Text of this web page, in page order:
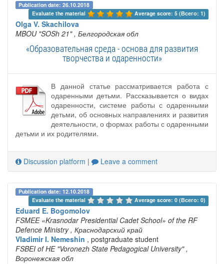
Publication date: 26.10.2018
Evaluate the material
Average score: 5 (Всего: 1)
Olga V. Skachilova
MBOU "SOSh 21" , Белгородская обл
«Образовательная среда - основа для развития
творчества и одаренности»
В данной статье рассматривается работа с
одаренными детьми. Рассказывается о видах
одаренности, системе работы с одаренными
детьми, об основных направлениях и развития
деятельности, о формах работы с одаренными
детьми и их родителями.
Discussion platform | Leave a comment
Publication date: 12.10.2018
Evaluate the material
Average score: 0 (Всего: 0)
Eduard E. Bogomolov
FSMEE «Krasnodar Presidential Cadet School» of the RF
Defence Ministry , Краснодарский край
Vladimir I. Nemeshin , postgraduate student
FSBEI of HE "Voronezh State Pedagogical University" ,
Воронежская обл